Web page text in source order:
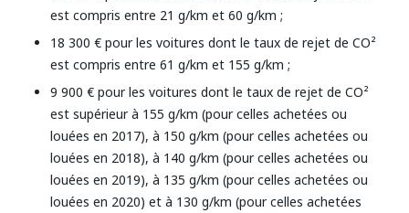
est compris entre 21 g/km et 60 g/km ;
18 300 € pour les voitures dont le taux de rejet de CO²
est compris entre 61 g/km et 155 g/km ;
9 900 € pour les voitures dont le taux de rejet de CO²
est supérieur à 155 g/km (pour celles achetées ou
louées en 2017), à 150 g/km (pour celles achetées ou
louées en 2018), à 140 g/km (pour celles achetées ou
louées en 2019), à 135 g/km (pour celles achetées ou
louées en 2020) et à 130 g/km (pour celles achetées